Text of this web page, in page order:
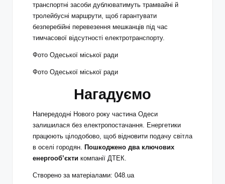
транспортні засоби дублюватимуть трамвайні й
тролейбусні маршрути, щоб гарантувати
безперебійні перевезення мешканців під час
тимчасової відсутності електротранспорту.
Фото Одеської міської ради
Фото Одеської міської ради
Нагадуємо
Напередодні Нового року частина Одеси
залишилася без електропостачання. Енергетики
працюють цілодобово, щоб відновити подачу світла
в оселі городян.
Пошкоджено два ключових
енергооб’єкти компанії ДТЕК.
Створено за матеріалами: 048.ua